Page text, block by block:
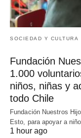
SOCIEDAD Y CULTURA
Fundación
1.000
niños, niñas y
todo Chile
Fundación Nuestros
Esto, para apoyar a
1 hour ago